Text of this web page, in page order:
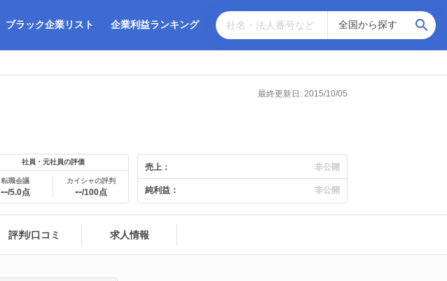
ブラック企業リスト 企業利益ランキング
最終更新日: 2015/10/05
社員・元社員の評価
転職会議
--/5.0点
カイシャの評判
--/100点
売上： 非公開
純利益： 非公開
評判/口コミ 求人情報